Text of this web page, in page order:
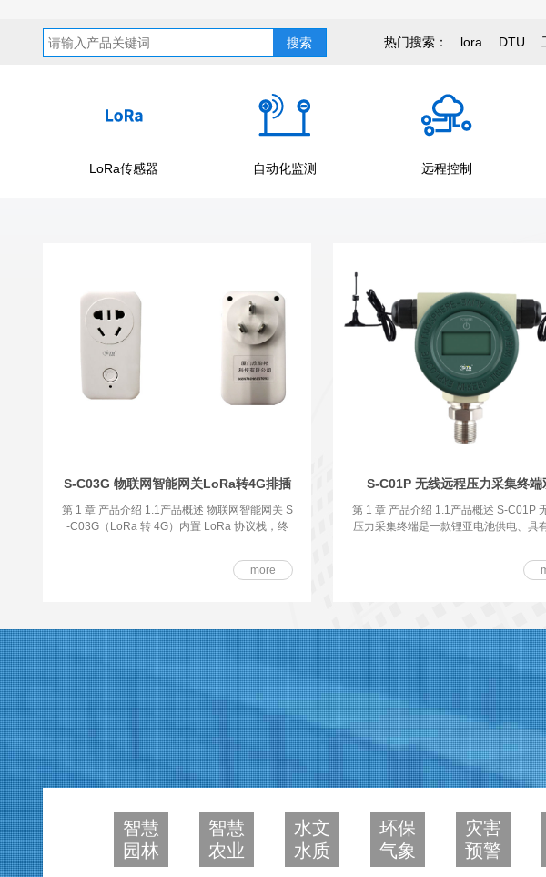
搜索 热门搜索： lora DTU
LoRa传感器 自动化监测 远程控制
S-C03G 物联网智能网关LoRa转4G排插
第 1 章 产品介绍 1.1产品概述 物联网智能网关 S
-C03G（LoRa 转 4G）内置 LoRa 协议栈，终
more
S-C01P 无线远程压力采集终端
第 1 章 产品介绍 1.1产品概述 S-C01P
压力采集终端是一款锂亚电池供电、具
智慧
园林
智慧
农业
水文
水质
环保
气象
灾害
预警